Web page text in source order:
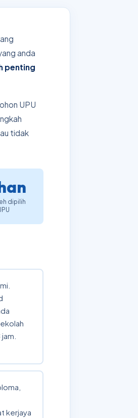
anda
penting
UPU
tidak
dipilih
kerjaya